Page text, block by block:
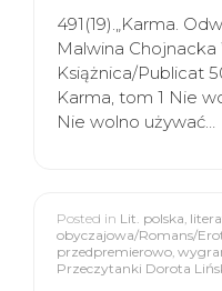
491(19).„Karma.
Malwina
Książnica/Publicat
Karma, tom 1 Nie
Nie wolno używać…
Posted in Lit. polska,
obyczajowa/Romans/
przedpremierowo,
Przeczytanki Dorota